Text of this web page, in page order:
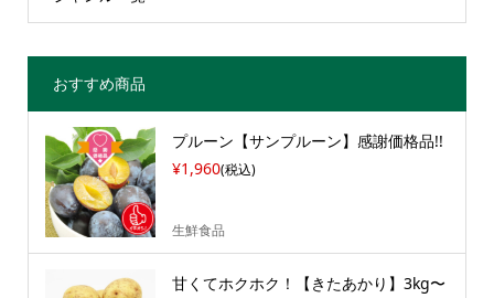
おすすめ商品
プルーン【サンプルーン】感謝価格品!!
¥1,960(税込)
生鮮食品
甘くてホクホク！【きたあかり】3kg〜